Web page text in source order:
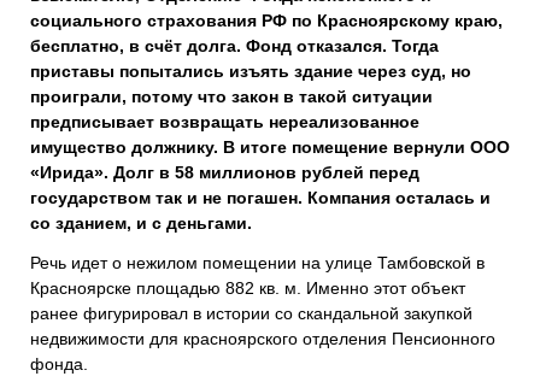
социального страхования РФ по Красноярскому краю,
бесплатно, в счёт долга. Фонд отказался. Тогда
приставы попытались изъять здание через суд, но
проиграли, потому что закон в такой ситуации
предписывает возвращать нереализованное
имущество должнику. В итоге помещение вернули ООО
«Ирида». Долг в 58 миллионов рублей перед
государством так и не погашен. Компания осталась и
со зданием, и с деньгами.
Речь идет о нежилом помещении на улице Тамбовской в
Красноярске площадью 882 кв. м. Именно этот объект
ранее фигурировал в истории со скандальной закупкой
недвижимости для красноярского отделения Пенсионного
фонда.